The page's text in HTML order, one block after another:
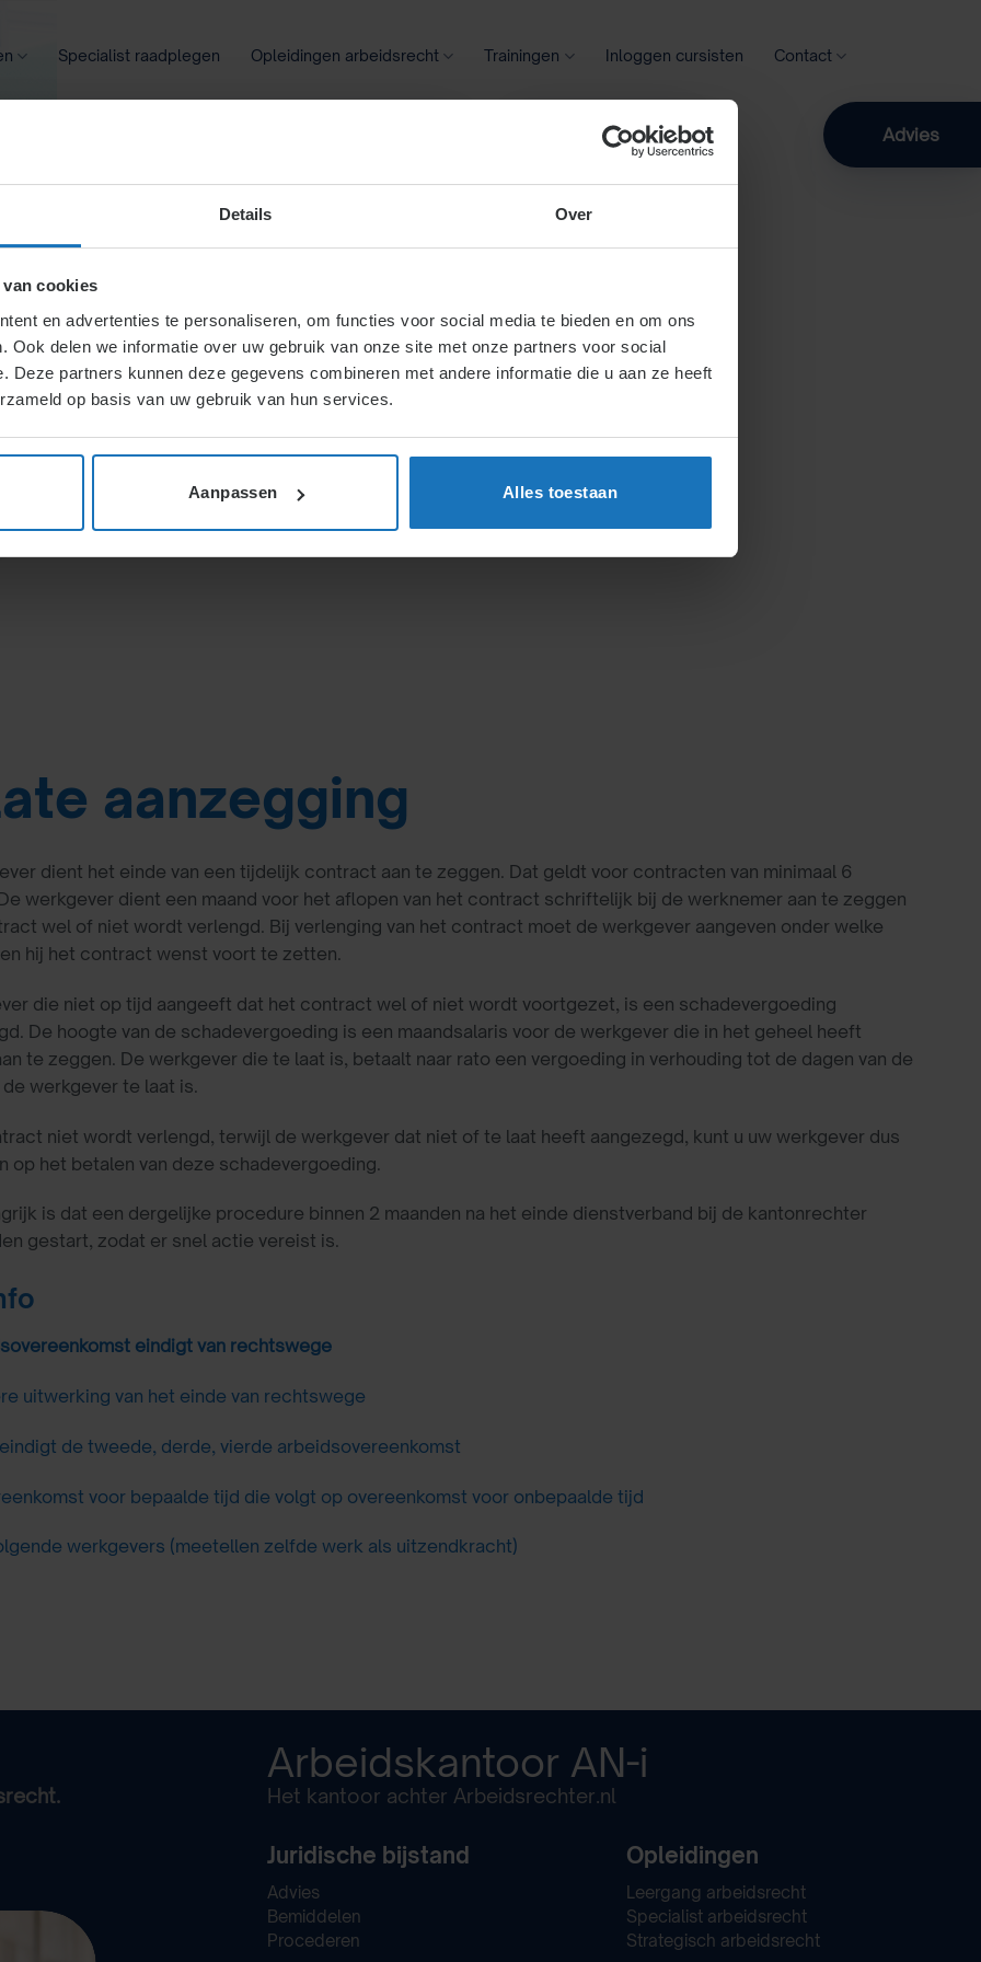
Details Over
cookies
en advertenties te personaliseren, om functies voor social media te bieden en om ons
Ook delen we informatie over uw gebruik van onze site met onze partners voor social
Deze partners kunnen deze gegevens combineren met andere informatie die u aan ze heeft
op basis van uw gebruik van hun services.
Aanpassen Alles toestaan
Specialist raadplegen Opleidingen arbeidsrecht Trainingen Inloggen cursisten Contact
Zoeken Advies
einde
een tijdelijk contract
aanzegging is een
tot een maandsalaris. De
ingediend worden.
aanzegging
dient het einde van een tijdelijk contract aan te zeggen. Dat geldt voor contracten van minimaal 6
werkgever dient een maand voor het aflopen van het contract schriftelijk bij de werknemer aan te zeggen
wel of niet wordt verlengd. Bij verlenging van het contract moet de werkgever aangeven onder welke
hij het contract wenst voort te zetten.
die niet op tijd aangeeft dat het contract wel of niet wordt voortgezet, is een schadevergoeding
De hoogte van de schadevergoeding is een maandsalaris voor de werkgever die in het geheel heeft
te zeggen. De werkgever die te laat is, betaalt naar rato een vergoeding in verhouding tot de dagen van de
werkgever te laat is.
niet wordt verlengd, terwijl de werkgever dat niet of te laat heeft aangezegd, kunt u uw werkgever dus
op het betalen van deze schadevergoeding.
is dat een dergelijke procedure binnen 2 maanden na het einde dienstverband bij de kantonrechter
gestart, zodat er snel actie vereist is.
eindigt van rechtswege
uitwerking van het einde van rechtswege
de tweede, derde, vierde arbeidsovereenkomst
voor bepaalde tijd die volgt op overeenkomst voor onbepaalde tijd
werkgevers (meetellen zelfde werk als uitzendkracht)
Arbeidskantoor AN-i
Het kantoor achter Arbeidsrechter.nl
Juridische bijstand
Advies
Bemiddelen
Procederen
Opleidingen
Leergang arbeidsrecht
Specialist arbeidsrecht
Strategisch arbeidsrecht